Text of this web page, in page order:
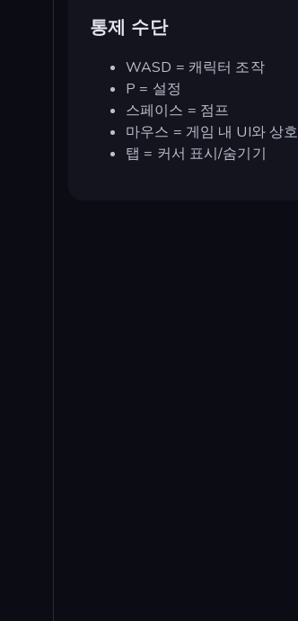
통제 수단
WASD = 캐릭터 조작
P = 설정
스페이스 = 점프
마우스 = 게임 내 UI와 상
탭 = 커서 표시/숨기기